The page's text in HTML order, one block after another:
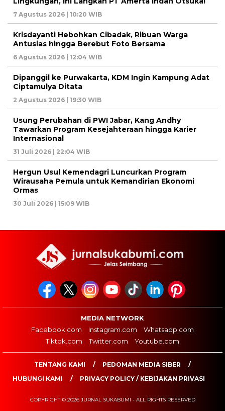
7 Agustus 2026 | 10:20 WIB
Krisdayanti Hebohkan Cibadak, Ribuan Warga
Antusias hingga Berebut Foto Bersama
6 Agustus 2026 | 12:04 WIB
Dipanggil ke Purwakarta, KDM Ingin Kampung Adat
Ciptamulya Ditata
2 Agustus 2026 | 19:30 WIB
Usung Perubahan di PWI Jabar, Kang Andhy
Tawarkan Program Kesejahteraan hingga Karier
Internasional
31 Juli 2026 | 22:04 WIB
Hergun Usul Kemendagri Luncurkan Program
Wirausaha Pemula untuk Kemandirian Ekonomi
Ormas
30 Juli 2026 | 15:09 WIB
MEDIA NETWORK
Facebook.com
Instagram.com
Whatsapp.com
Tiktok.com
Twitter.com Youtube.com
TENTANG KAMI
PEDOMAN MEDIA SIBER
HUBUNGI KAMI
PRIVACY POLICY / KEBIJAKAN PRIVASI
COPYRIGHT © 2026 JURNAL SUKABUMI - ALL RIGHTS RESERVED